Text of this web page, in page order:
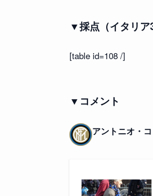
▼採点（イタリア
[table id=108 /]
▼コメント
アントニオ・